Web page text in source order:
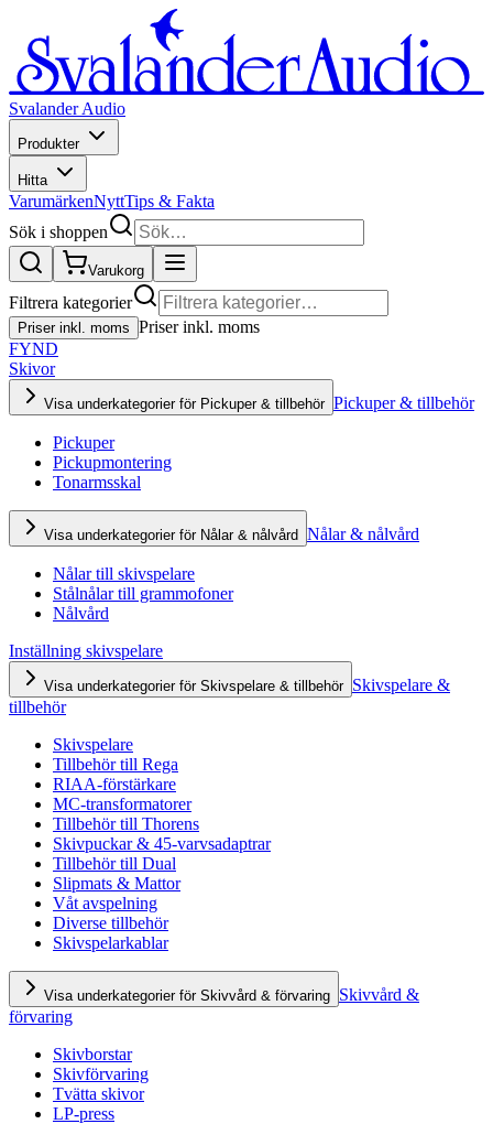
Svalander Audio
Produkter
Hitta
VarumärkenNyttTips & Fakta
Sök i shoppen
Varukorg
Filtrera kategorier
Priser inkl. moms Priser inkl. moms
FYND
Skivor
Visa underkategorier för Pickuper & tillbehör Pickuper & tillbehör
Pickuper
Pickupmontering
Tonarmsskal
Visa underkategorier för Nålar & nålvård Nålar & nålvård
Nålar till skivspelare
Stålnålar till grammofoner
Nålvård
Inställning skivspelare
Visa underkategorier för Skivspelare & tillbehör Skivspelare &
tillbehör
Skivspelare
Tillbehör till Rega
RIAA-förstärkare
MC-transformatorer
Tillbehör till Thorens
Skivpuckar & 45-varvsadaptrar
Tillbehör till Dual
Slipmats & Mattor
Våt avspelning
Diverse tillbehör
Skivspelarkablar
Visa underkategorier för Skivvård & förvaring Skivvård &
förvaring
Skivborstar
Skivförvaring
Tvätta skivor
LP-press